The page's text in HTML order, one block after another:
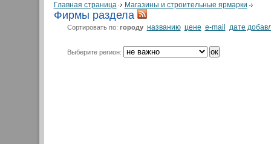
Главная страница Магазины и строительные ярмарки
Фирмы раздела
Сортировать по: городу названию цене e-mail дате
Выберите регион: